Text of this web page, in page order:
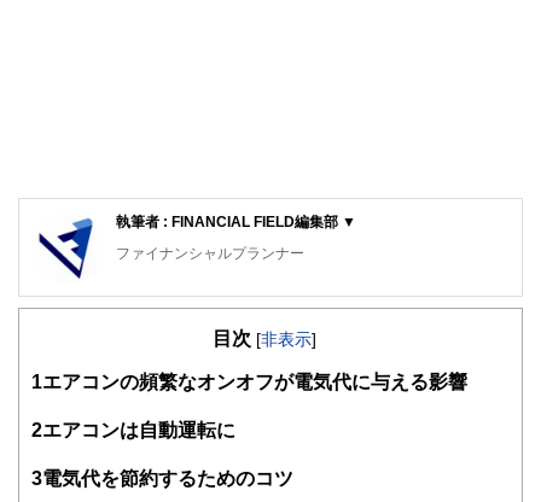
執筆者 : FINANCIAL FIELD編集部 ▼
ファイナンシャルプランナー
FinancialField編集部は、金融、経済に関する記事を、日々
知識がない方でも理解できるようわかりやすく発信していま
得者を中心に「お金や暮らし」に関する書籍・雑誌の編集経
験者で構成され、企画立案から記事掲載まですべての工程に
目次 [非表示]
1エアコンの頻繁なオンオフが電気代に与える影響
2エアコンは自動運転に
3電気代を節約するためのコツ